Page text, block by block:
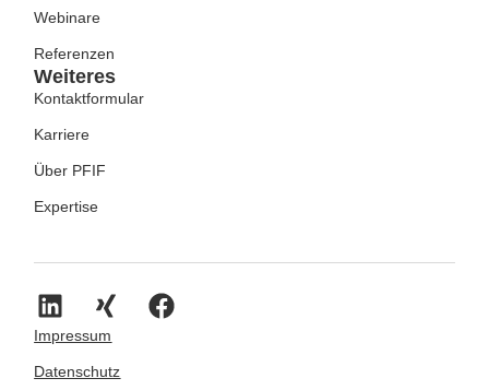
Webinare
Referenzen
Weiteres
Kontaktformular
Karriere
Über PFIF
Expertise
Impressum
Datenschutz